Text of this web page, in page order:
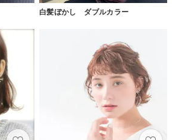
白髪ぼかし ダブルカラー